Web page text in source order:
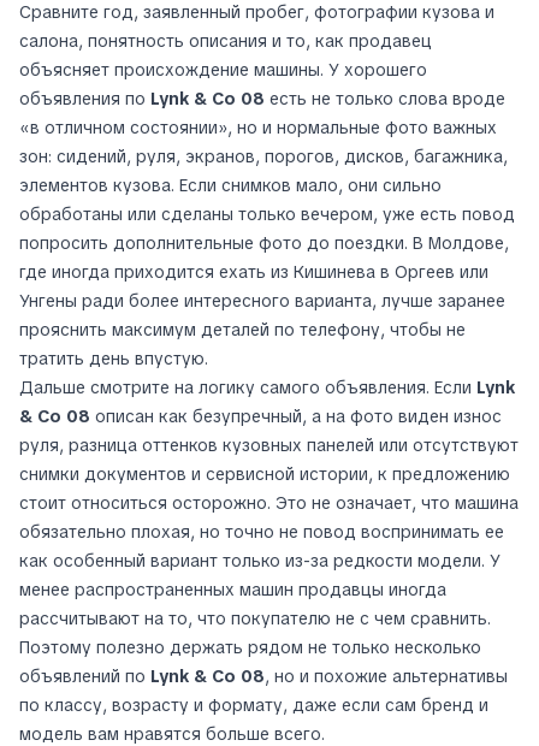
Сравните год, заявленный пробег, фотографии кузова и
салона, понятность описания и то, как продавец
объясняет происхождение машины. У хорошего
объявления по Lynk & Co 08 есть не только слова вроде
«в отличном состоянии», но и нормальные фото важных
зон: сидений, руля, экранов, порогов, дисков, багажника,
элементов кузова. Если снимков мало, они сильно
обработаны или сделаны только вечером, уже есть повод
попросить дополнительные фото до поездки. В Молдове,
где иногда приходится ехать из Кишинева в Оргеев или
Унгены ради более интересного варианта, лучше заранее
прояснить максимум деталей по телефону, чтобы не
тратить день впустую.
Дальше смотрите на логику самого объявления. Если Lynk
& Co 08 описан как безупречный, а на фото виден износ
руля, разница оттенков кузовных панелей или отсутствуют
снимки документов и сервисной истории, к предложению
стоит относиться осторожно. Это не означает, что машина
обязательно плохая, но точно не повод воспринимать ее
как особенный вариант только из-за редкости модели. У
менее распространенных машин продавцы иногда
рассчитывают на то, что покупателю не с чем сравнить.
Поэтому полезно держать рядом не только несколько
объявлений по Lynk & Co 08, но и похожие альтернативы
по классу, возрасту и формату, даже если сам бренд и
модель вам нравятся больше всего.